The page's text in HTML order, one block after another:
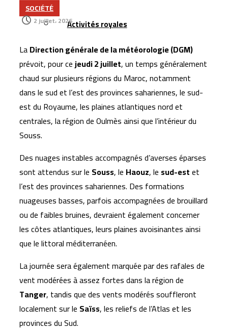
Plus
Activités royales
SOCIÉTÉ
2 juillet، 2026
LaDirection générale de la météorologie (DGM)
prévoit, pour cejeudi 2 juillet, un temps généralement
chaud sur plusieurs régions du Maroc, notamment
dans le sud et l’est des provinces sahariennes, le sud-
est du Royaume, les plaines atlantiques nord et
centrales, la région de Oulmès ainsi que l’intérieur du
Souss.
Des nuages instables accompagnés d’averses éparses
sont attendus sur le Souss, le Haouz, le sud-estet
l’est des provinces sahariennes. Des formations
nuageuses basses, parfois accompagnées de brouillard
ou de faibles bruines, devraient également concerner
les côtes atlantiques, leurs plaines avoisinantes ainsi
que le littoral méditerranéen.
La journée sera également marquée par des rafales de
vent modérées à assez fortes dans la région de
Tanger, tandis que des vents modérés souffleront
localement sur le Saïss, les reliefs de l’Atlas et les
provinces du Sud.